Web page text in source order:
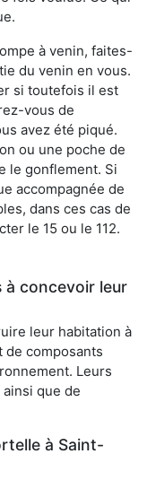
à venin, faites-
du venin en vous.
si toutefois il est
vous de
avez été piqué.
ou une poche de
le gonflement. Si
accompagnée de
dans ces cas de
le 15 ou le 112.
à concevoir leur
leur habitation à
composants
Leurs
que de
à Saint-